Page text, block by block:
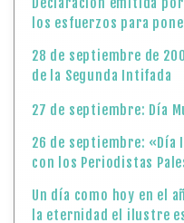
los esfuerzos para
28 de septiembre de
de la Segunda Intifada
27 de septiembre: Día
26 de septiembre:
con los Periodistas
Un día como hoy en el
la eternidad el ilustre